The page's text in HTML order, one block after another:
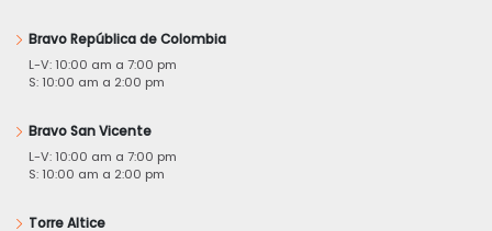
Bravo República de Colombia
L-V: 10:00 am a 7:00 pm
S: 10:00 am a 2:00 pm
Bravo San Vicente
L-V: 10:00 am a 7:00 pm
S: 10:00 am a 2:00 pm
Torre Altice